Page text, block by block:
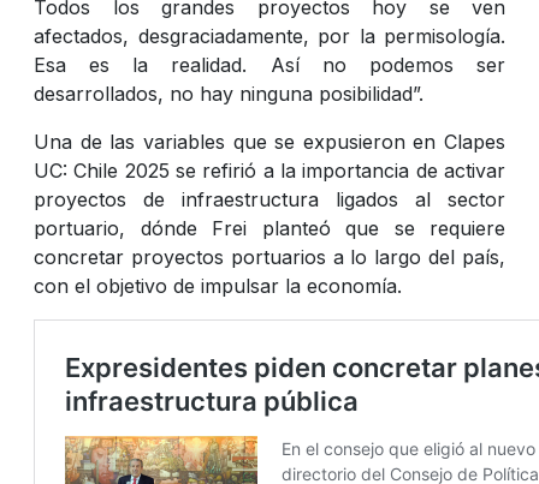
Todos los grandes proyectos hoy se ven
afectados, desgraciadamente, por la permisología.
Esa es la realidad. Así no podemos ser
desarrollados, no hay ninguna posibilidad”.
Una de las variables que se expusieron en Clapes
UC: Chile 2025 se refirió a la importancia de activar
proyectos de infraestructura ligados al sector
portuario, dónde Frei planteó que se requiere
concretar proyectos portuarios a lo largo del país,
con el objetivo de impulsar la economía.